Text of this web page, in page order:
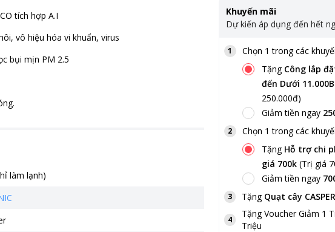
tích hợp A.I
vô hiệu hóa vi khuẩn, virus
bụi mịn PM 2.5
làm lạnh)
Khuyến mãi
Dự kiến áp dụng đến hết
1
Chọn 1 trong các
Tặng Công lắp
đến Dưới
250.000đ)
Giảm tiền ngay
2
Chọn 1 trong các
Tặng Hỗ trợ chi
giá 700k(Trị giá
Giảm tiền ngay
3 Tặng Quạt cây
4
TặngVoucher Giảm 1
Triệu